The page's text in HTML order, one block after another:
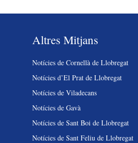
Altres Mitjans
Notícies de Cornellà de Llobregat
Notícies d’El Prat de Llobregat
Notícies de Viladecans
Notícies de Gavà
Notícies de Sant Boi de Llobregat
Notícies de Sant Feliu de Llobregat